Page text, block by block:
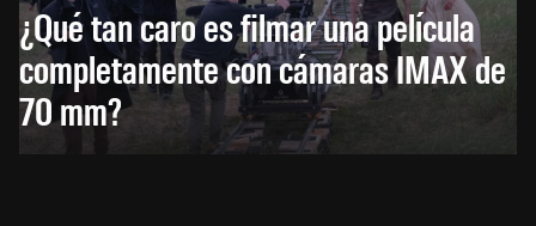
¿Qué tan caro es filmar una película
completamente con cámaras IMAX de
70 mm?